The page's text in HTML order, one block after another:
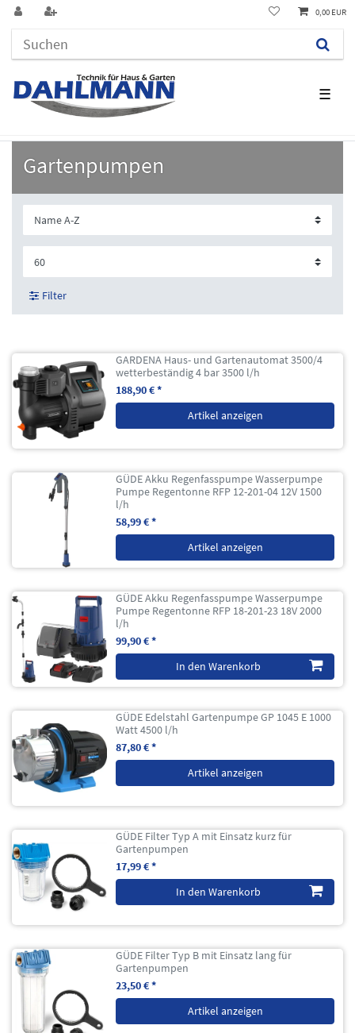
☰
0,00 EUR
Gartenpumpen
Filter
GARDENA Haus- und Gartenautomat 3500/4
wetterbeständig 4 bar 3500 l/h
188,90 € *
Artikel anzeigen
GÜDE Akku Regenfasspumpe Wasserpumpe
Pumpe Regentonne RFP 12-201-04 12V 1500
l/h
58,99 € *
Artikel anzeigen
GÜDE Akku Regenfasspumpe Wasserpumpe
Pumpe Regentonne RFP 18-201-23 18V 2000
l/h
99,90 € *
In den Warenkorb
GÜDE Edelstahl Gartenpumpe GP 1045 E 1000
Watt 4500 l/h
87,80 € *
Artikel anzeigen
GÜDE Filter Typ A mit Einsatz kurz für
Gartenpumpen
17,99 € *
In den Warenkorb
GÜDE Filter Typ B mit Einsatz lang für
Gartenpumpen
23,50 € *
Artikel anzeigen